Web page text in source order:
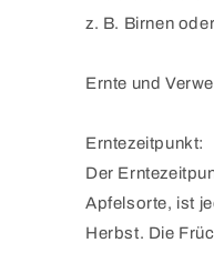
z. B. Birnen
Ernte und
Erntezeitpunkt:
Der
Apfelsorte, ist
Herbst. Die